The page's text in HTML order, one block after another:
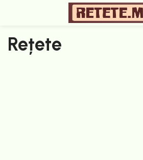
Rețete